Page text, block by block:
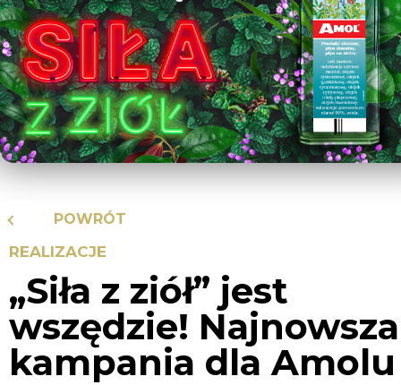
POWRÓT
REALIZACJE
„Siła z ziół” jest
wszędzie! Najnowsza
kampania dla Amolu